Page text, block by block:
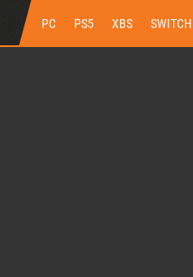
PC PS5 XBS SWITCH